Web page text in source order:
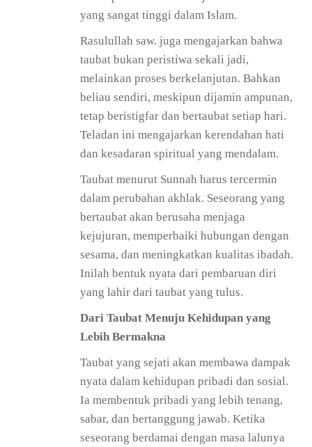
yang sangat tinggi dalam Islam.
Rasulullah saw. juga mengajarkan bahwa
taubat bukan peristiwa sekali jadi,
melainkan proses berkelanjutan. Bahkan
beliau sendiri, meskipun dijamin ampunan,
tetap beristigfar dan bertaubat setiap hari.
Teladan ini mengajarkan kerendahan hati
dan kesadaran spiritual yang mendalam.
Taubat menurut Sunnah harus tercermin
dalam perubahan akhlak. Seseorang yang
bertaubat akan berusaha menjaga
kejujuran, memperbaiki hubungan dengan
sesama, dan meningkatkan kualitas ibadah.
Inilah bentuk nyata dari pembaruan diri
yang lahir dari taubat yang tulus.
Dari Taubat Menuju Kehidupan yang
Lebih Bermakna
Taubat yang sejati akan membawa dampak
nyata dalam kehidupan pribadi dan sosial.
Ia membentuk pribadi yang lebih tenang,
sabar, dan bertanggung jawab. Ketika
seseorang berdamai dengan masa lalunya